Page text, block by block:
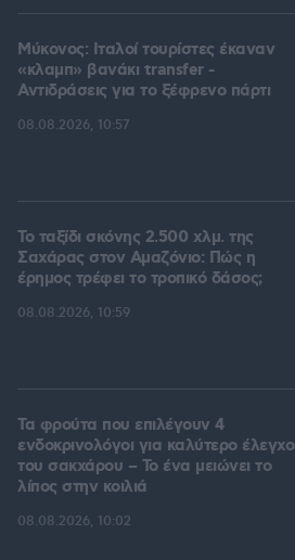
Μύκονος: Ιταλοί τουρίστες έκαναν
«κλαμπ» βανάκι transfer -
Αντιδράσεις για το ξέφρενο πάρτι
08.08.2026, 10:57
Το ταξίδι σκόνης 2.500 χλμ. της
Σαχάρας στον Αμαζόνιο: Πώς η
έρημος τρέφει το τροπικό δάσος;
08.08.2026, 10:59
Τα φρούτα που επιλέγουν 4
ενδοκρινολόγοι για καλύτερο έλεγχο
του σακχάρου – Το ένα μειώνει το
λίπος στην κοιλιά
08.08.2026, 10:02